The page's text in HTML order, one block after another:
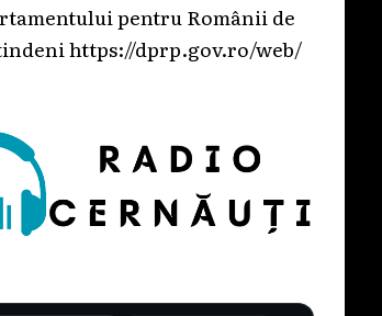
pentru Românii de
https://dprp.gov.ro/web/